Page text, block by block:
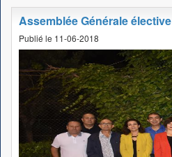
Assemblée Générale élective
Publié le 11-06-2018